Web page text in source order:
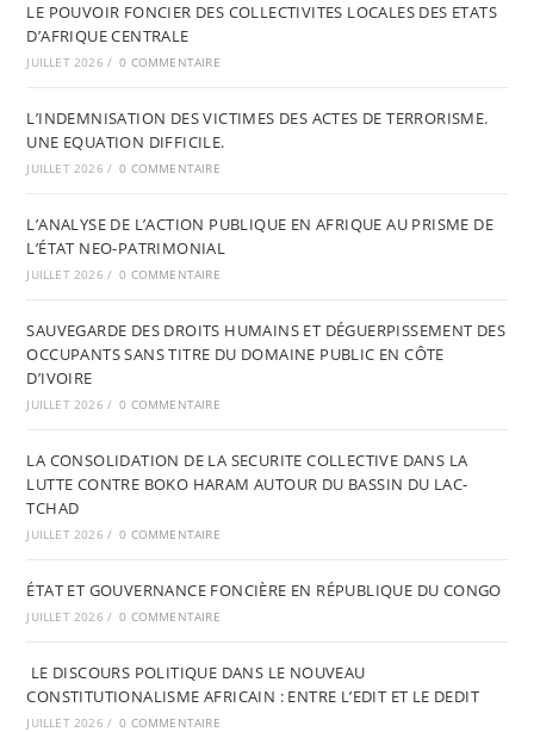
LE POUVOIR FONCIER DES COLLECTIVITES LOCALES DES ETATS
D’AFRIQUE CENTRALE
JUILLET 2026 / 0 COMMENTAIRE
L’INDEMNISATION DES VICTIMES DES ACTES DE TERRORISME.
UNE EQUATION DIFFICILE.
JUILLET 2026 / 0 COMMENTAIRE
L’ANALYSE DE L’ACTION PUBLIQUE EN AFRIQUE AU PRISME DE
L’ÉTAT NEO-PATRIMONIAL
JUILLET 2026 / 0 COMMENTAIRE
SAUVEGARDE DES DROITS HUMAINS ET DÉGUERPISSEMENT DES
OCCUPANTS SANS TITRE DU DOMAINE PUBLIC EN CÔTE
D’IVOIRE
JUILLET 2026 / 0 COMMENTAIRE
LA CONSOLIDATION DE LA SECURITE COLLECTIVE DANS LA
LUTTE CONTRE BOKO HARAM AUTOUR DU BASSIN DU LAC-
TCHAD
JUILLET 2026 / 0 COMMENTAIRE
ÉTAT ET GOUVERNANCE FONCIÈRE EN RÉPUBLIQUE DU CONGO
JUILLET 2026 / 0 COMMENTAIRE
LE DISCOURS POLITIQUE DANS LE NOUVEAU
CONSTITUTIONALISME AFRICAIN : ENTRE L’EDIT ET LE DEDIT
JUILLET 2026 / 0 COMMENTAIRE